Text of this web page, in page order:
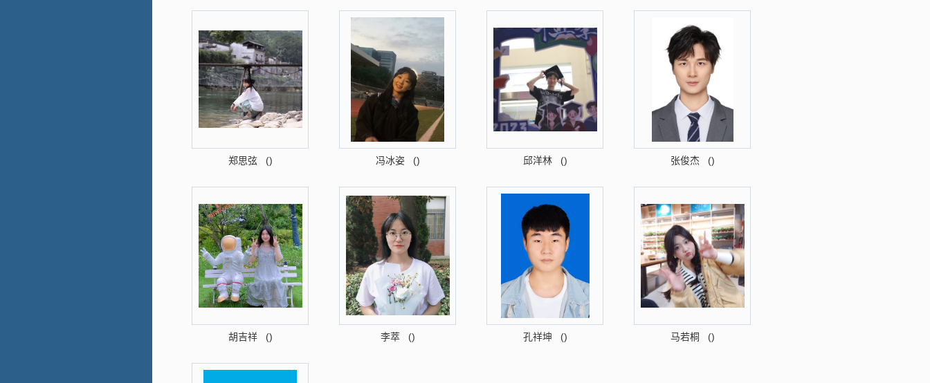
郑思弦 () 冯冰姿 () 邱洋林 () 张俊杰 ()
胡吉祥 () 李萃 () 孔祥坤 () 马若桐 ()